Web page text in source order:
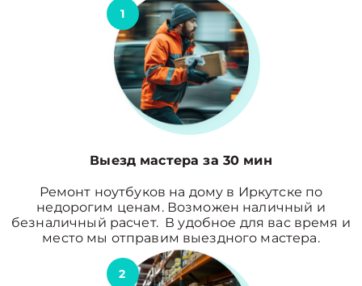
1
Выезд мастера за 30 мин
Ремонт ноутбуков на дому в Иркутске по
недорогим ценам. Возможен наличный и
безналичный расчет. В удобное для вас время и
место мы отправим выездного мастера.
2